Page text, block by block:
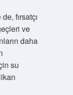
fırsatçı
ve
daha
su